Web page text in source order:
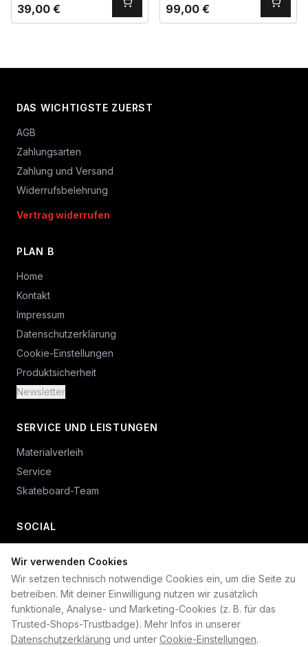
Wir verwenden Cookies
Wir setzen technisch notwendige Cookies ein, um die Seite zu
betreiben. Mit deiner Einwilligung nutzen wir zusätzlich
funktionale, Analyse- und Marketing-Cookies (z. B. für das
Trusted-Shops-Trustbadge). Mehr Infos in unserer
Datenschutzerklärung und unter Cookie-Einstellungen.
39,00 € 99,00 €
DAS WICHTIGSTE ZUERST
AGB
Zahlungsarten
Zahlung und Versand
Widerrufsbelehrung
Vertrag widerrufen
PLAN B
Home
Kontakt
Impressum
Datenschutzerklärung
Cookie-Einstellungen
Produktsicherheit
Newsletter
SERVICE UND LEISTUNGEN
Materialverleih
Service
Skateboard-Team
SOCIAL
+49 234 687 00 38
shop@plan-b-funsport.de
Sichere Zahlung mit: